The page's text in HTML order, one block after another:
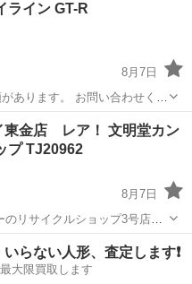
カイライン GT-R
8月7日
、プラモデル
東金店 レア！ 文明堂カン
プ TJ20962
8月7日
リサイクルショップ3号店が
ラモデル 文明堂
いらない人形、査定します❗️
大限買取します